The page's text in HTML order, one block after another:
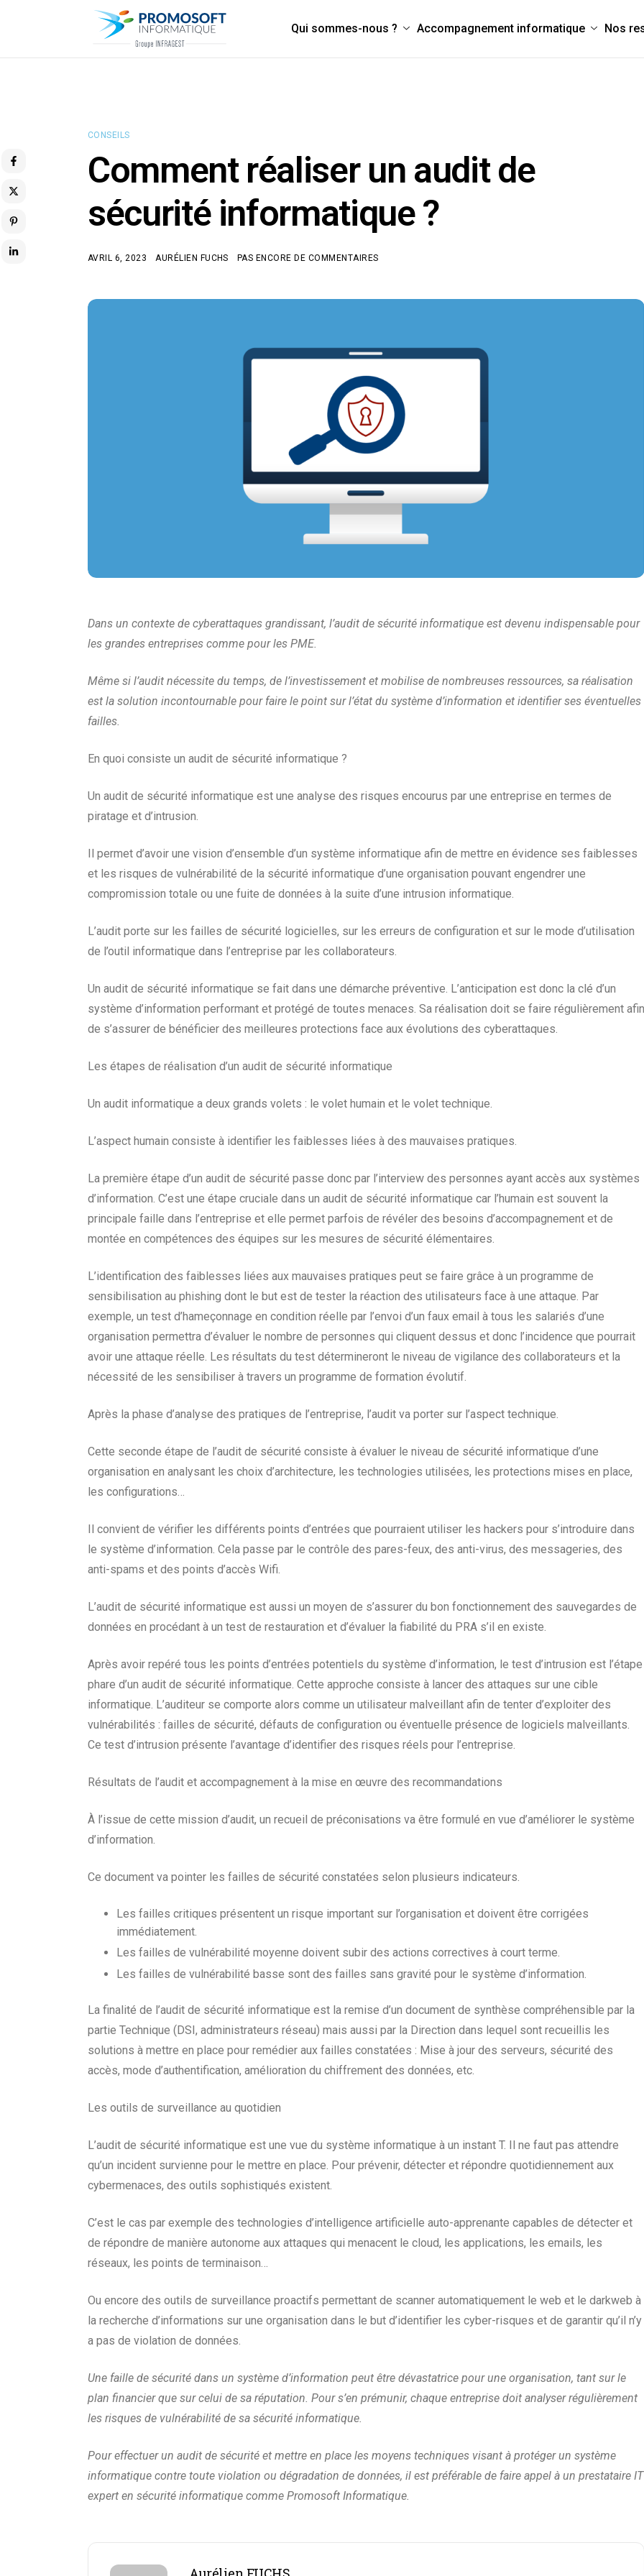
Qui sommes-nous ? Accompagnement informatique Nos
CONSEILS
Comment réaliser un audit de
sécurité informatique ?
AVRIL 6, 2023 AURÉLIEN FUCHS PAS ENCORE DE COMMENTAIRES
Dans un contexte de cyberattaques grandissant, l’audit de sécurité informatique est devenu indispensable pour
les grandes entreprises comme pour les PME.
Même si l’audit nécessite du temps, de l’investissement et mobilise de nombreuses ressources, sa réalisation
est la solution incontournable pour faire le point sur l’état du système d’information et identifier ses éventuelles
failles.
En quoi consiste un audit de sécurité informatique ?
Un audit de sécurité informatique est une analyse des risques encourus par une entreprise en termes de
piratage et d’intrusion.
Il permet d’avoir une vision d’ensemble d’un système informatique afin de mettre en évidence ses faiblesses
et les risques de vulnérabilité de la sécurité informatique d’une organisation pouvant engendrer une
compromission totale ou une fuite de données à la suite d’une intrusion informatique.
L’audit porte sur les failles de sécurité logicielles, sur les erreurs de configuration et sur le mode d’utilisation
de l’outil informatique dans l’entreprise par les collaborateurs.
Un audit de sécurité informatique se fait dans une démarche préventive. L’anticipation est donc la clé d’un
système d’information performant et protégé de toutes menaces. Sa réalisation doit se faire régulièrement afin
de s’assurer de bénéficier des meilleures protections face aux évolutions des cyberattaques.
Les étapes de réalisation d’un audit de sécurité informatique
Un audit informatique a deux grands volets : le volet humain et le volet technique.
L’aspect humain consiste à identifier les faiblesses liées à des mauvaises pratiques.
La première étape d’un audit de sécurité passe donc par l’interview des personnes ayant accès aux systèmes
d’information. C’est une étape cruciale dans un audit de sécurité informatique car l’humain est souvent la
principale faille dans l’entreprise et elle permet parfois de révéler des besoins d’accompagnement et de
montée en compétences des équipes sur les mesures de sécurité élémentaires.
L’identification des faiblesses liées aux mauvaises pratiques peut se faire grâce à un programme de
sensibilisation au phishing dont le but est de tester la réaction des utilisateurs face à une attaque. Par
exemple, un test d’hameçonnage en condition réelle par l’envoi d’un faux email à tous les salariés d’une
organisation permettra d’évaluer le nombre de personnes qui cliquent dessus et donc l’incidence que pourrait
avoir une attaque réelle. Les résultats du test détermineront le niveau de vigilance des collaborateurs et la
nécessité de les sensibiliser à travers un programme de formation évolutif.
Après la phase d’analyse des pratiques de l’entreprise, l’audit va porter sur l’aspect technique
Cette seconde étape de l’audit de sécurité consiste à évaluer le niveau de sécurité informatique d’une
organisation en analysant les choix d’architecture, les technologies utilisées, les protections mises en place,
les configurations…
Il convient de vérifier les différents points d’entrées que pourraient utiliser les hackers pour s’introduire dans
le système d’information. Cela passe par le contrôle des pares-feux, des anti-virus, des messageries, des
anti-spams et des points d’accès Wifi.
L’audit de sécurité informatique est aussi un moyen de s’assurer du bon fonctionnement des sauvegardes de
données en procédant à un test de restauration et d’évaluer la fiabilité du PRA s’il en existe.
Après avoir repéré tous les points d’entrées potentiels du système d’information, le test d’intrusion est l’étape
phare d’un audit de sécurité informatique. Cette approche consiste à lancer des attaques sur une cible
informatique. L’auditeur se comporte alors comme un utilisateur malveillant afin de tenter d’exploiter des
vulnérabilités : failles de sécurité, défauts de configuration ou éventuelle présence de logiciels malveillants.
Ce test d’intrusion présente l’avantage d’identifier des risques réels pour l’entreprise.
Résultats de l’audit et accompagnement à la mise en œuvre des recommandations
À l’issue de cette mission d’audit, un recueil de préconisations va être formulé en vue d’améliorer le système
d’information.
Ce document va pointer les failles de sécurité constatées selon plusieurs indicateurs.
Les failles critiques présentent un risque important sur l’organisation et doivent être corrigées
immédiatement.
Les failles de vulnérabilité moyenne doivent subir des actions correctives à court terme.
Les failles de vulnérabilité basse sont des failles sans gravité pour le système d’information.
La finalité de l’audit de sécurité informatique est la remise d’un document de synthèse compréhensible par la
partie Technique (DSI, administrateurs réseau) mais aussi par la Direction dans lequel sont recueillis les
solutions à mettre en place pour remédier aux failles constatées : Mise à jour des serveurs, sécurité des
accès, mode d’authentification, amélioration du chiffrement des données, etc.
Les outils de surveillance au quotidien
L’audit de sécurité informatique est une vue du système informatique à un instant T. Il ne faut pas attendre
qu’un incident survienne pour le mettre en place. Pour prévenir, détecter et répondre quotidiennement aux
cybermenaces, des outils sophistiqués existent.
C’est le cas par exemple des technologies d’intelligence artificielle auto-apprenante capables de détecter et
de répondre de manière autonome aux attaques qui menacent le cloud, les applications, les emails, les
réseaux, les points de terminaison…
Ou encore des outils de surveillance proactifs permettant de scanner automatiquement le web et le darkweb à
la recherche d’informations sur une organisation dans le but d’identifier les cyber-risques et de garantir qu’il n’y
a pas de violation de données.
Une faille de sécurité dans un système d’information peut être dévastatrice pour une organisation, tant sur le
plan financier que sur celui de sa réputation. Pour s’en prémunir, chaque entreprise doit analyser régulièrement
les risques de vulnérabilité de sa sécurité informatique.
Pour effectuer un audit de sécurité et mettre en place les moyens techniques visant à protéger un système
informatique contre toute violation ou dégradation de données, il est préférable de faire appel à un prestataire IT
expert en sécurité informatique comme Promosoft Informatique.